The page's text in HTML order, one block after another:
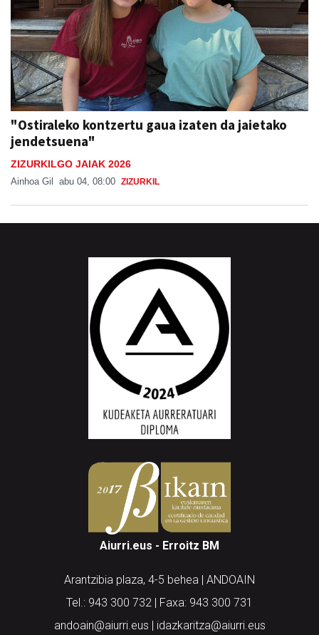
"Ostiraleko kontzertu gaua izaten da jaietako
jendetsuena"
ZIZURKILGO JAIAK 2026
Ainhoa Gil abu 04, 08:00 ZIZURKIL
Aiurri.eus - Erroitz BM
Arantzibia plaza, 4-5 behea | ANDOAIN
Tel.: 943 300 732 | Faxa: 943 300 731
andoain@aiurri.eus | idazkaritza@aiurri.eus